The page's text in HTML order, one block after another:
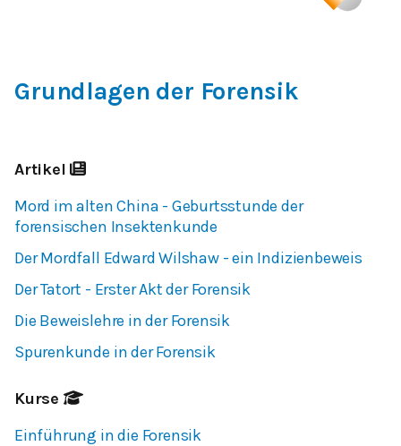
Grundlagen der Forensik
Artikel
Mord im alten China - Geburtsstunde der
forensischen Insektenkunde
Der Mordfall Edward Wilshaw - ein Indizienbeweis
Der Tatort - Erster Akt der Forensik
Die Beweislehre in der Forensik
Spurenkunde in der Forensik
Kurse
Einführung in die Forensik